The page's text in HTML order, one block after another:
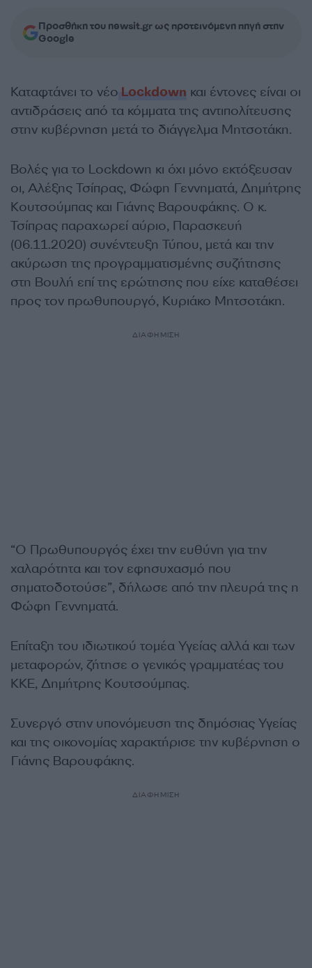
Προσθήκη του newsit.gr ως προτεινόμενη πηγή στην
Google
Καταφτάνει το νέο Lockdown και έντονες είναι οι
αντιδράσεις από τα κόμματα της αντιπολίτευσης
στην κυβέρνηση μετά το διάγγελμα Μητσοτάκη.
Βολές για το Lockdown κι όχι μόνο εκτόξευσαν
οι, Αλέξης Τσίπρας, Φώφη Γεννηματά, Δημήτρης
Κουτσούμπας και Γιάνης Βαρουφάκης. Ο κ.
Τσίπρας παραχωρεί αύριο, Παρασκευή
(06.11.2020) συνέντευξη Τύπου, μετά και την
ακύρωση της προγραμματισμένης συζήτησης
στη Βουλή επί της ερώτησης που είχε καταθέσει
προς τον πρωθυπουργό, Κυριάκο Μητσοτάκη.
ΔΙΑΦΗΜΙΣΗ
“Ο Πρωθυπουργός έχει την ευθύνη για την
χαλαρότητα και τον εφησυχασμό που
σηματοδοτούσε”, δήλωσε από την πλευρά της η
Φώφη Γεννηματά.
Επίταξη του ιδιωτικού τομέα Υγείας αλλά και των
μεταφορών, ζήτησε ο γενικός γραμματέας του
ΚΚΕ, Δημήτρης Κουτσούμπας.
Συνεργό στην υπονόμευση της δημόσιας Υγείας
και της οικονομίας χαρακτήρισε την κυβέρνηση ο
Γιάνης Βαρουφάκης.
ΔΙΑΦΗΜΙΣΗ